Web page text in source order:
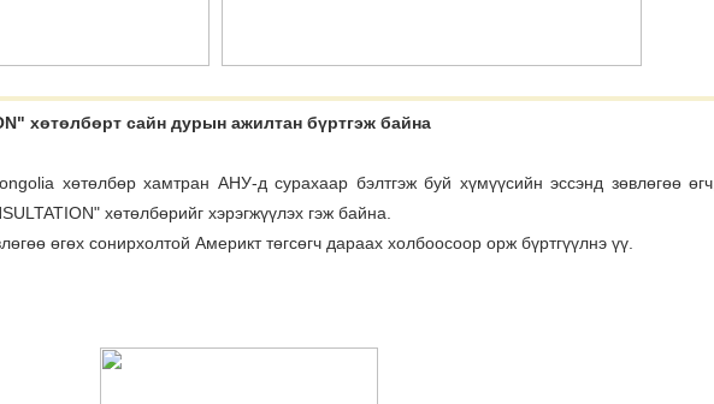
хөтөлбөрт сайн дурын ажилтан бүртгэж байна
хөтөлбөр хамтран АНУ-д сурахаар бэлтгэж буй хүмүүсийн эссэнд зөвлөгөө өгч,
хөтөлбөрийг хэрэгжүүлэх гэж байна.
өгөх сонирхолтой Америкт төгсөгч дараах холбоосоор орж бүртгүүлнэ үү.